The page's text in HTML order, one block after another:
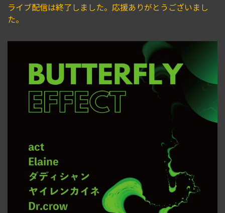
ライブ配信は終了しました。応援ありがとうございまし
た。